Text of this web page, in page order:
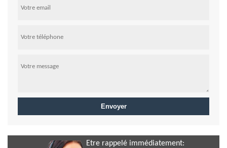
Etre rappelé immédiatement: